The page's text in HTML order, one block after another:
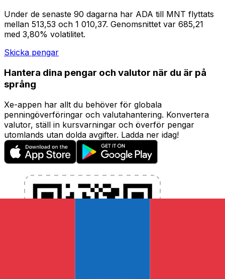
Under de senaste 90 dagarna har ADA till MNT flyttats
mellan 513,53 och 1 010,37. Genomsnittet var 685,21
med 3,80% volatilitet.
Skicka pengar
Hantera dina pengar och valutor när du är på
språng
Xe-appen har allt du behöver för globala
penningöverföringar och valutahantering. Konvertera
valutor, ställ in kursvarningar och överför pengar
utomlands utan dolda avgifter. Ladda ner idag!